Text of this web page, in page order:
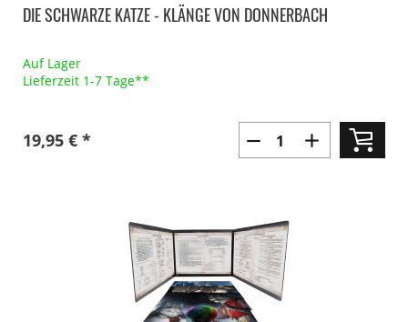
DIE SCHWARZE KATZE - KLÄNGE VON DONNERBACH
Auf Lager
Lieferzeit 1-7 Tage**
19,95 € *